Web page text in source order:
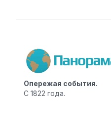
Опережая события.
С 1822 года.